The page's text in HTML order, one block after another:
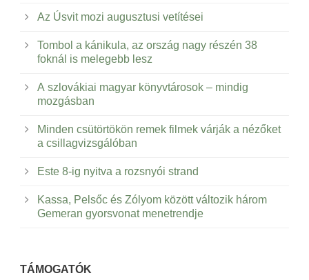
Az Úsvit mozi augusztusi vetítései
Tombol a kánikula, az ország nagy részén 38
foknál is melegebb lesz
A szlovákiai magyar könyvtárosok – mindig
mozgásban
Minden csütörtökön remek filmek várják a nézőket
a csillagvizsgálóban
Este 8-ig nyitva a rozsnyói strand
Kassa, Pelsőc és Zólyom között változik három
Gemeran gyorsvonat menetrendje
TÁMOGATÓK